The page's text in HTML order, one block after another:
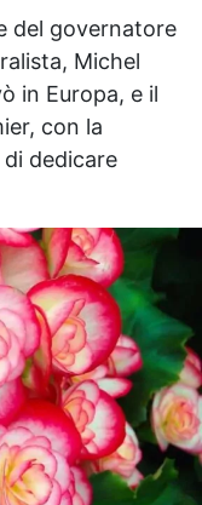
del governatore
Michel
in Europa, e il
con la
dedicare